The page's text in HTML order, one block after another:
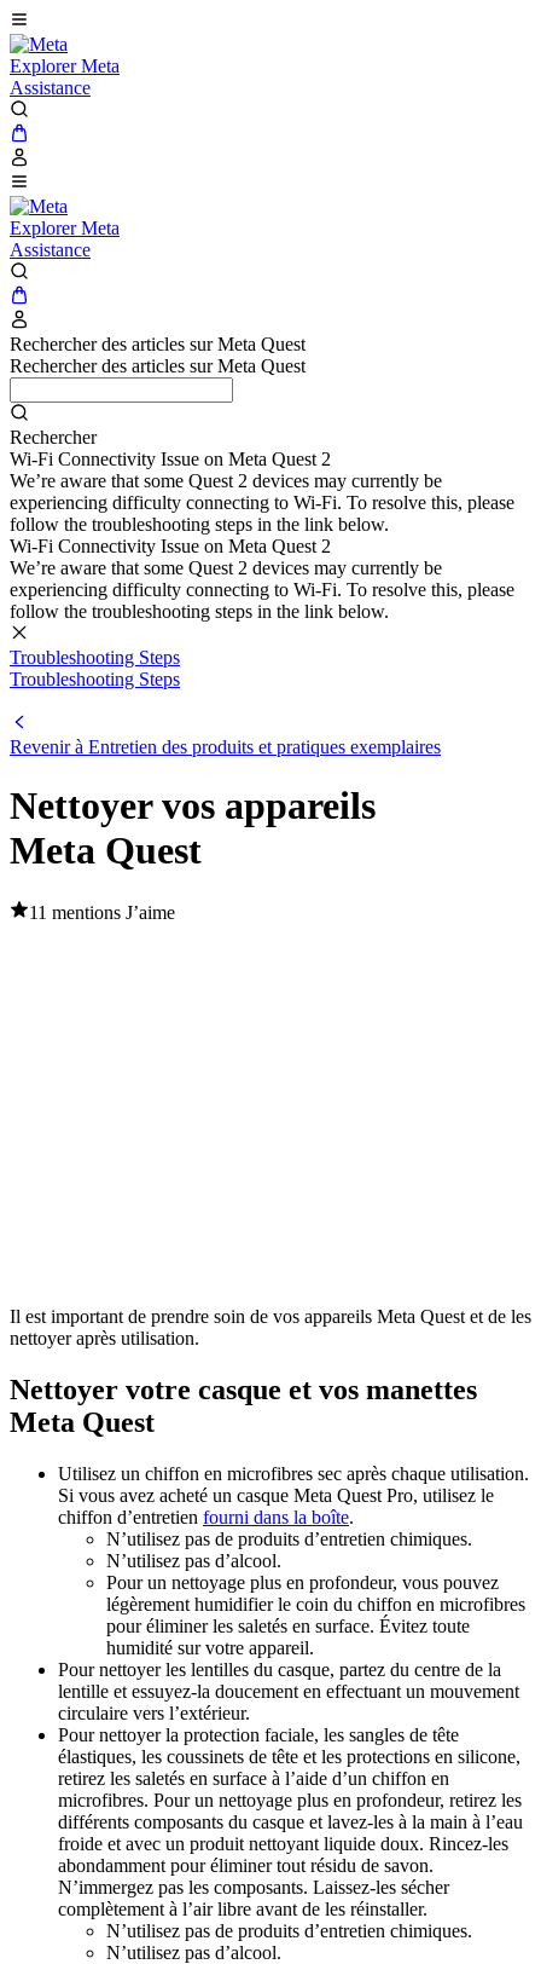
Explorer Meta
Assistance
Explorer Meta
Assistance
Rechercher des articles sur Meta Quest
Rechercher des articles sur Meta Quest
Rechercher
Wi-Fi Connectivity Issue on Meta Quest 2
We’re aware that some Quest 2 devices may currently be
experiencing difficulty connecting to Wi-Fi. To resolve this, please
follow the troubleshooting steps in the link below.
Wi-Fi Connectivity Issue on Meta Quest 2
We’re aware that some Quest 2 devices may currently be
experiencing difficulty connecting to Wi-Fi. To resolve this, please
follow the troubleshooting steps in the link below.
Troubleshooting Steps
Troubleshooting Steps
Revenir à Entretien des produits et pratiques exemplaires
Nettoyer vos appareils
Meta Quest
11 mentions J’aime
Il est important de prendre soin de vos appareils Meta Quest et de les
nettoyer après utilisation.
Nettoyer votre casque et vos manettes
Meta Quest
Utilisez un chiffon en microfibres sec après chaque utilisation.
Si vous avez acheté un casque Meta Quest Pro, utilisez le
chiffon d’entretien fourni dans la boîte.
N’utilisez pas de produits d’entretien chimiques.
N’utilisez pas d’alcool.
Pour un nettoyage plus en profondeur, vous pouvez
légèrement humidifier le coin du chiffon en microfibres
pour éliminer les saletés en surface. Évitez toute
humidité sur votre appareil.
Pour nettoyer les lentilles du casque, partez du centre de la
lentille et essuyez-la doucement en effectuant un mouvement
circulaire vers l’extérieur.
Pour nettoyer la protection faciale, les sangles de tête
élastiques, les coussinets de tête et les protections en silicone,
retirez les saletés en surface à l’aide d’un chiffon en
microfibres. Pour un nettoyage plus en profondeur, retirez les
différents composants du casque et lavez-les à la main à l’eau
froide et avec un produit nettoyant liquide doux. Rincez-les
abondamment pour éliminer tout résidu de savon.
N’immergez pas les composants. Laissez-les sécher
complètement à l’air libre avant de les réinstaller.
N’utilisez pas de produits d’entretien chimiques.
N’utilisez pas d’alcool.